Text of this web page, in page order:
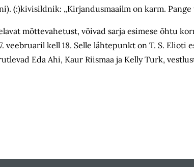
(:)kivisildnik: „Kirjandusmaailm on karm. Pange
mõttevahetust, võivad sarja esimese õhtu
veebruaril kell 18. Selle lähtepunkt on T. S. Elioti
Eda Ahi, Kaur Riismaa ja Kelly Turk,